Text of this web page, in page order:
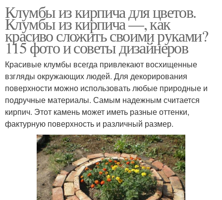
Клумбы из кирпича для цветов.
Клумбы из кирпича —, как
красиво сложить своими руками?
115 фото и советы дизайнеров
Красивые клумбы всегда привлекают восхищенные
взгляды окружающих людей. Для декорирования
поверхности можно использовать любые природные и
подручные материалы. Самым надежным считается
кирпич. Этот камень может иметь разные оттенки,
фактурную поверхность и различный размер.